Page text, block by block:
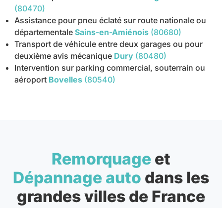
(80470)
Assistance pour pneu éclaté sur route nationale ou
départementale Sains-en-Amiénois (80680)
Transport de véhicule entre deux garages ou pour
deuxième avis mécanique Dury (80480)
Intervention sur parking commercial, souterrain ou
aéroport Bovelles (80540)
Remorquage et
Dépannage auto dans les
grandes villes de France